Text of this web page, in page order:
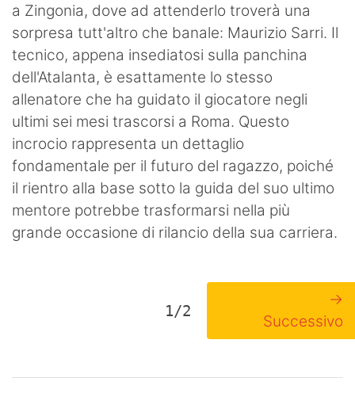
a Zingonia, dove ad attenderlo troverà una
sorpresa tutt'altro che banale: Maurizio Sarri. Il
tecnico, appena insediatosi sulla panchina
dell'Atalanta, è esattamente lo stesso
allenatore che ha guidato il giocatore negli
ultimi sei mesi trascorsi a Roma. Questo
incrocio rappresenta un dettaglio
fondamentale per il futuro del ragazzo, poiché
il rientro alla base sotto la guida del suo ultimo
mentore potrebbe trasformarsi nella più
grande occasione di rilancio della sua carriera.
1/2
→
Successivo